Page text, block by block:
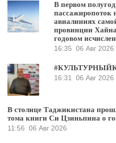
В первом
пассажиропоток
авиалиниях
провинции
годовом
16:35 06 Авг 2026
16:31
06 Авг 2026
В столице Таджикистана
тома книги Си Цзиньпина о
11:56 06 Авг 2026